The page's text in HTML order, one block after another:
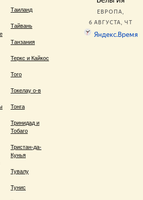
Таиланд
Тайвань
Танзания
Теркс и Кайкос
Того
Токелау о-в
Тонга
Тринидад и
Тобаго
Тристан-да-
Кунья
Тувалу
Тунис